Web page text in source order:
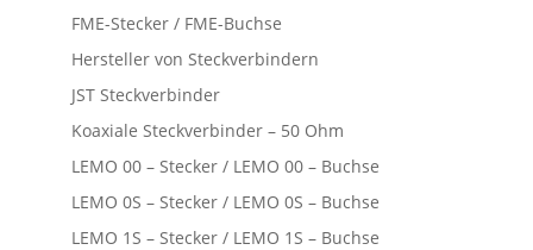
FME-Stecker / FME-Buchse
Hersteller von Steckverbindern
JST Steckverbinder
Koaxiale Steckverbinder – 50 Ohm
LEMO 00 – Stecker / LEMO 00 – Buchse
LEMO 0S – Stecker / LEMO 0S – Buchse
LEMO 1S – Stecker / LEMO 1S – Buchse